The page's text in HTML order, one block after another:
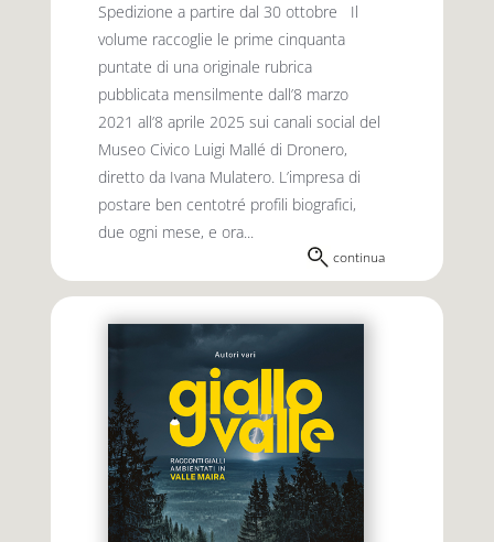
Spedizione a partire dal 30 ottobre Il
volume raccoglie le prime cinquanta
puntate di una originale rubrica
pubblicata mensilmente dall’8 marzo
2021 all’8 aprile 2025 sui canali social del
Museo Civico Luigi Mallé di Dronero,
diretto da Ivana Mulatero. L’impresa di
postare ben centotré profili biografici,
due ogni mese, e ora...
continua